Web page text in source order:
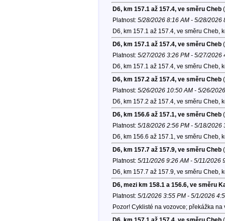
D6, km 157.1 až 157.4, ve směru Cheb
Platnost: 5/28/2026 8:16 AM - 5/28/2026
D6, km 157.1 až 157.4, ve směru Cheb,
D6, km 157.1 až 157.4, ve směru Cheb
Platnost: 5/27/2026 3:26 PM - 5/27/2026
D6, km 157.1 až 157.4, ve směru Cheb,
D6, km 157.2 až 157.4, ve směru Cheb
Platnost: 5/26/2026 10:50 AM - 5/26/
D6, km 157.2 až 157.4, ve směru Cheb,
D6, km 156.6 až 157.1, ve směru Cheb
Platnost: 5/18/2026 2:56 PM - 5/18/2026
D6, km 156.6 až 157.1, ve směru Cheb,
D6, km 157.7 až 157.9, ve směru Cheb
Platnost: 5/11/2026 9:26 AM - 5/11/2026
D6, km 157.7 až 157.9, ve směru Cheb,
D6, mezi km 158.1 a 156.6, ve směru
Platnost: 5/1/2026 3:55 PM - 5/1/2026
Pozor! Cyklisté na vozovce; překážka